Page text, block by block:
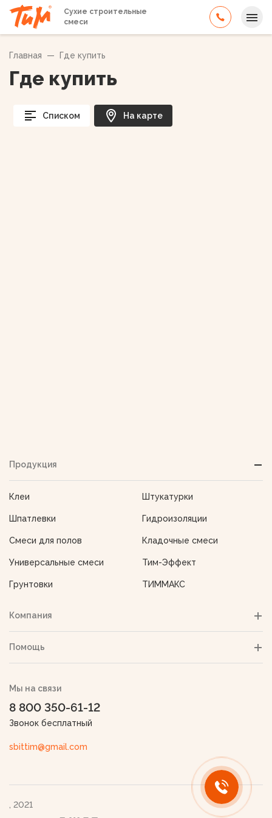
Сухие строительные
смеси
Главная — Где купить
Где купить
Списком На карте
Продукция
Клеи Штукатурки
Шпатлевки Гидроизоляции
Смеси для полов Кладочные смеси
Универсальные смеси Тим-Эффект
Грунтовки ТИММАКС
Компания
Помощь
Мы на связи
8 800 350-61-12
Звонок бесплатный
sbittim@gmail.com
, 2021